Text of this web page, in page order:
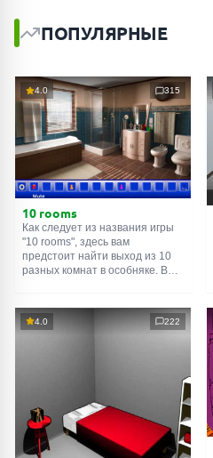
ПОПУЛЯРНЫЕ
4.0 315
10 rooms
Как следует из названия игры
"10 rooms", здесь вам
предстоит найти выход из 10
разных комнат в особняке. В
их, чтобы выйти. Выход из
одной комнаты является
4.0 222